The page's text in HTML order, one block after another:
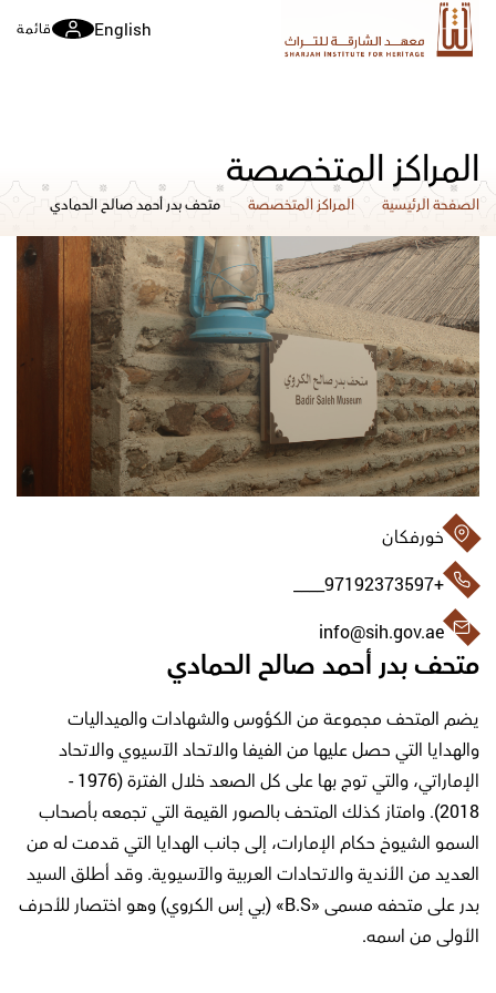
English قائمة
المراكز المتخصصة
الصفحة الرئيسية المراكز المتخصصة متحف بدر أحمد صالح الحمادي
خورفكان
+97192373597____
info@sih.gov.ae
متحف بدر أحمد صالح الحمادي
يضم المتحف مجموعة من الكؤوس والشهادات والميداليات
والهدايا التي حصل عليها من الفيفا والاتحاد الآسيوي والاتحاد
الإماراتي، والتي توج بها على كل الصعد خلال الفترة (1976 -
2018). وامتاز كذلك المتحف بالصور القيمة التي تجمعه بأصحاب
السمو الشيوخ حكام الإمارات، إلى جانب الهدايا التي قدمت له من
العديد من الأندية والاتحادات العربية والآسيوية. وقد أطلق السيد
بدر على متحفه مسمى «B.S» (بي إس الكروي) وهو اختصار للأحرف
الأولى من اسمه.